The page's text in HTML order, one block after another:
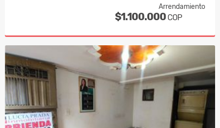
Arrendamiento
$1.100.000 COP